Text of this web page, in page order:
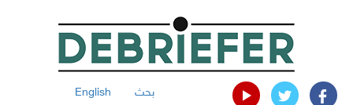
بحث English